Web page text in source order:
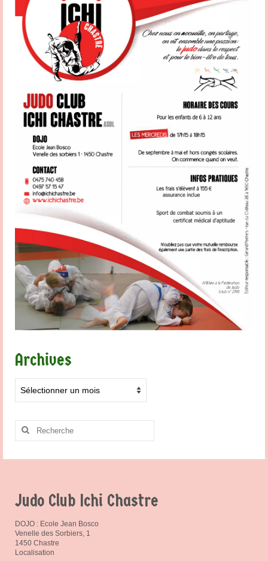
l’implémentation des actions menées par la Fédération. Votre contact est Patrick
Hamande Partagez la page
Archives
Rechercher
Judo Club Ichi Chastre
DOJO : Ecole Jean Bosco
Venelle des Sorbiers, 1
1450 Chastre
Localisation